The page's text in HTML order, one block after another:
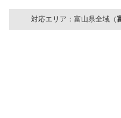
対応エリア：富山県全域（